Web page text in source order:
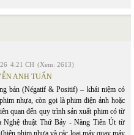
4:21 CH (Xem: 2613)
ANH TUẤN
bản (Négatif & Positif) – khái niệm có
nhựa, còn gọi là phim điện ảnh hoặc
quan đến quy trình sản xuất phim có từ
Nghệ thuật Thứ Bảy - Nàng Tiên Út từ
phim nhựa và các loại máy quay máy